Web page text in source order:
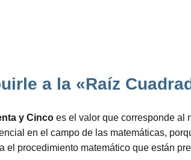
a la «Raíz
y Cinco es el valor que corresponde al
en el campo de las matemáticas,
procedimiento matemático que están